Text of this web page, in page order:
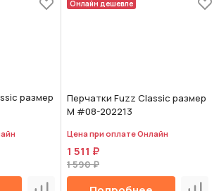
размер
Онлайн дешевле
Перчатки Fuzz Classic размер
M #08-202213
Цена при оплате Онлайн
1 511 ₽
1 590 ₽